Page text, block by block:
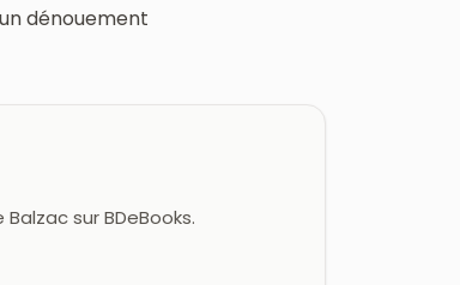
dénouement
sur BDeBooks.